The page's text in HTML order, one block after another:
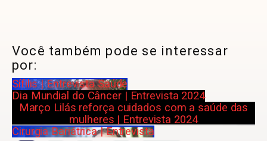
Você também pode se interessar
por:
Sífilis | Entrevista Saúde
Dia Mundial do Câncer | Entrevista 2024
Março Lilás reforça cuidados com a saúde das
mulheres | Entrevista 2024
Cirurgia Bariátrica | Entrevista